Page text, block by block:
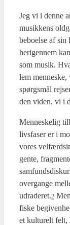
Jeg vi i den­ne
musik­kens
bebo­el­se af sin
her­i­gen­nem
som musik.
lem men­ne­ske,
spørgs­mål
den viden, vi i
Men­ne­ske­lig
livs­fa­ser er i
vores
gen­te,
over­gan­ge
udraderet.2
fi­ske
et kul­tu­relt felt,